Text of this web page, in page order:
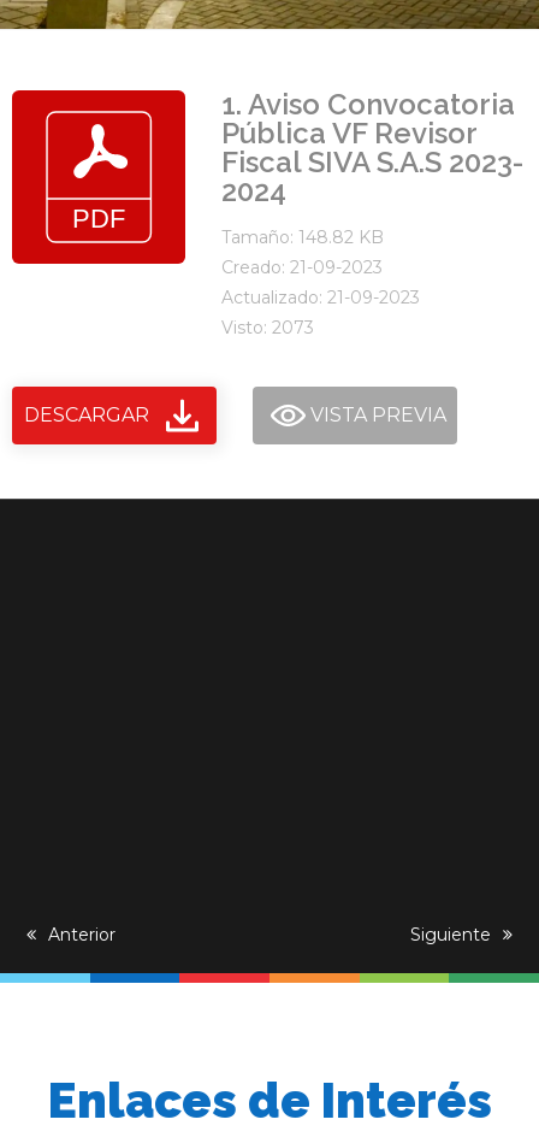
1. Aviso Convocatoria
Pública VF Revisor
Fiscal SIVA S.A.S 2023-
2024
Tamaño: 148.82 KB
Creado: 21-09-2023
Actualizado: 21-09-2023
Visto: 2073
DESCARGAR VISTA PREVIA
previous
Anterior
next
Siguiente
Enlaces de Interés